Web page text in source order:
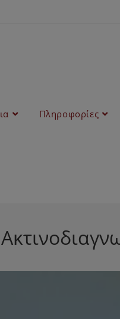
Πληροφορίες